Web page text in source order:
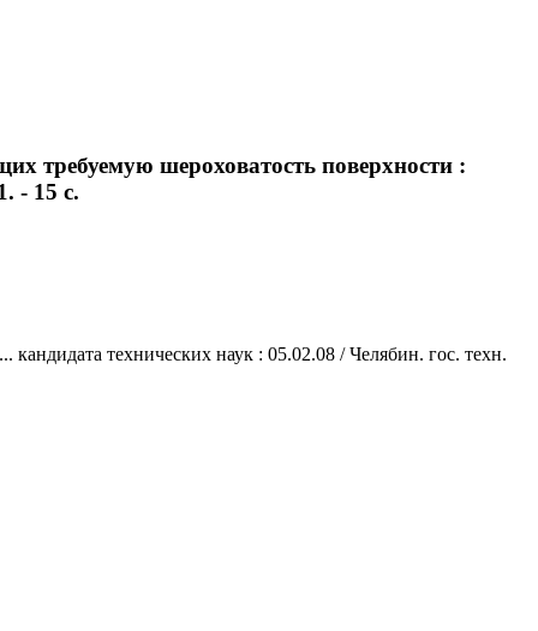
требуемую шероховатость поверхности :
- 15 с.
технических наук : 05.02.08 / Челябин. гос. техн.